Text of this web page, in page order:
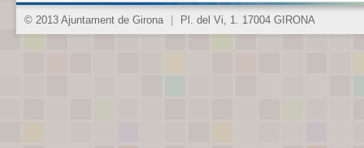
© 2013 Ajuntament de Girona Pl. del Vi, 1. 17004 GIRONA